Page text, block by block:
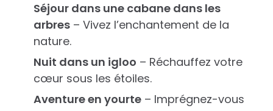
Séjour dans une cabane dans les
arbres – Vivez l’enchantement de la
nature.
Nuit dans un igloo – Réchauffez votre
cœur sous les étoiles.
Aventure en yourte – Imprégnez-vous